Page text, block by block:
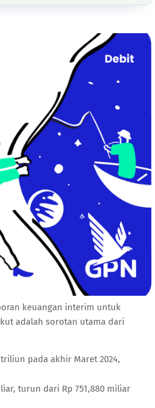
keuangan interim untuk
adalah sorotan utama dari
pada akhir Maret 2024,
turun dari Rp 751,880 miliar